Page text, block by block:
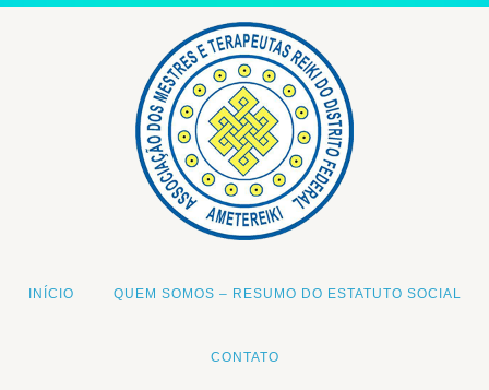
INÍCIO QUEM SOMOS – RESUMO DO ESTATUTO SOCIAL
CONTATO